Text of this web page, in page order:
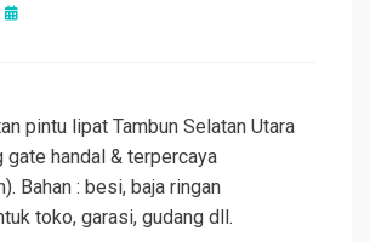
Posted
pintu lipat Tambun Selatan Utara
gate handal & terpercaya
Bahan : besi, baja ringan
toko, garasi, gudang dll.